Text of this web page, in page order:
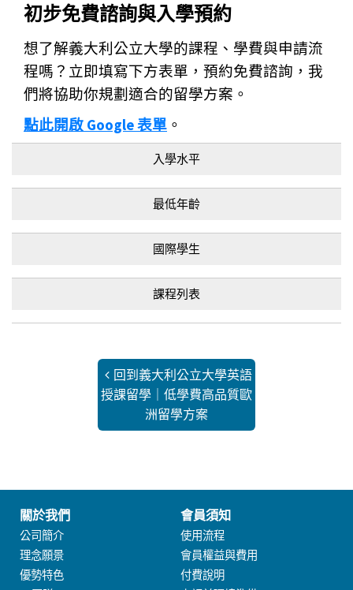
初步免費諮詢與入學預約
想了解義大利公立大學的課程、學費與申請流
程嗎？立即填寫下方表單，預約免費諮詢，我
們將協助你規劃適合的留學方案。
點此開啟 Google 表單 。
入學水平
最低年齡
國際學生
課程列表
回到義大利公立大學英語
授課留學｜低學費高品質歐
洲留學方案
關於我們
公司簡介
理念願景
優勢特色
會員須知
使用流程
會員權益與費用
付費說明